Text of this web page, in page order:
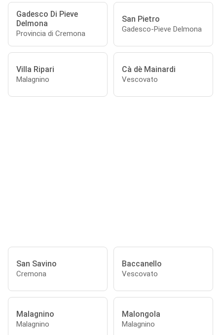
Gadesco Di Pieve
Delmona
Provincia di Cremona
San Pietro
Gadesco-Pieve Delmona
Villa Ripari
Malagnino
Cà dè Mainardi
Vescovato
San Savino
Cremona
Baccanello
Vescovato
Malagnino
Malagnino
Malongola
Malagnino